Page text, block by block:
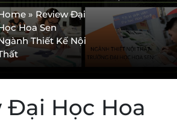
» Review Đại
Hoa Sen
Thiết Kế Nội
Đại Học Hoa